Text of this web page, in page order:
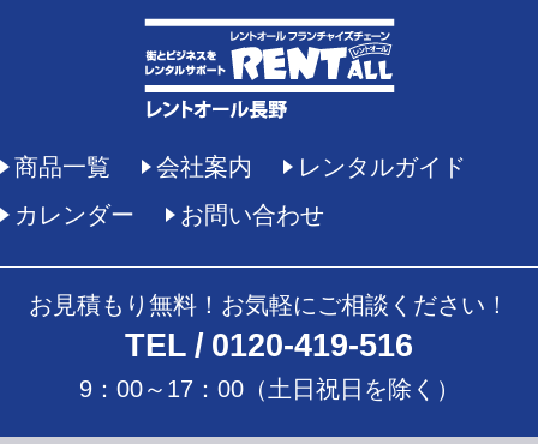
商品一覧 会社案内
レンタルガイド
カレンダー
お問い合わせ
お見積もり無料！お気軽にご相談ください！
TEL 0120-419-516
9：00～17：00（土日祝日を除く）